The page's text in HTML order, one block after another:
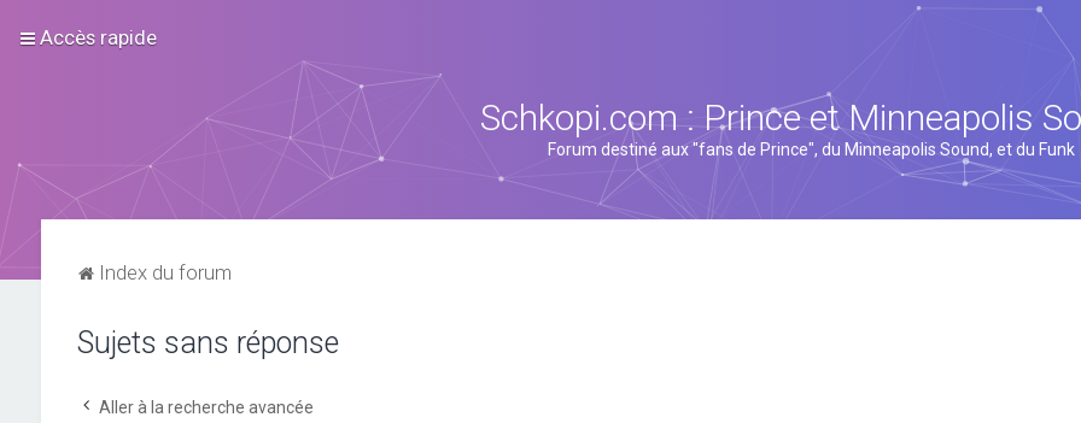
Accès rapide
Schkopi.com : Prince et Minneapolis
Forum destiné aux "fans de Prince", du Minneapolis Sound, et du Funk
Index du forum
Sujets sans réponse
Aller à la recherche avancée